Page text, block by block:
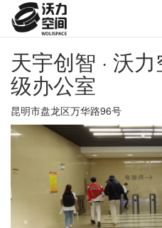
天宇创智 · 沃
级办公室
昆明市盘龙区万华路96号